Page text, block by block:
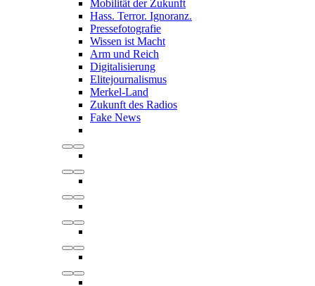
Mobilität der Zukunft
Hass. Terror. Ignoranz.
Pressefotografie
Wissen ist Macht
Arm und Reich
Digitalisierung
Elitejournalismus
Merkel-Land
Zukunft des Radios
Fake News